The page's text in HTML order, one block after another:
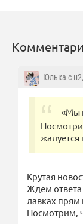
Юлька с н2
«Мы
Крутая
Ждем ответа
лавках прям
Посмотрим,